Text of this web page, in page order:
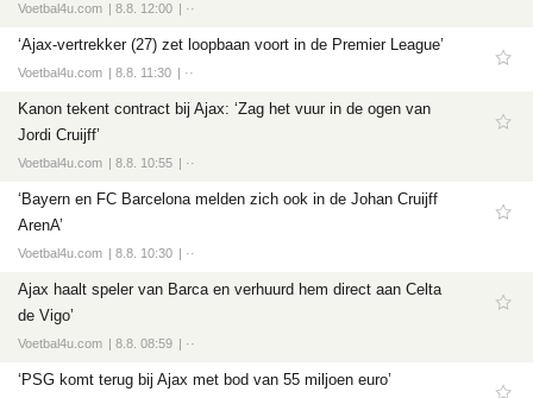
Voetbal4u.com 8.8. 12:00 ··
‘Ajax-vertrekker (27) zet loopbaan voort in de Premier League’
Voetbal4u.com 8.8. 11:30 ··
Kanon tekent contract bij Ajax: ‘Zag het vuur in de ogen van
Jordi Cruijff’
Voetbal4u.com 8.8. 10:55 ··
‘Bayern en FC Barcelona melden zich ook in de Johan Cruijff
ArenA’
Voetbal4u.com 8.8. 10:30 ··
Ajax haalt speler van Barca en verhuurd hem direct aan Celta
de Vigo’
Voetbal4u.com 8.8. 08:59 ··
‘PSG komt terug bij Ajax met bod van 55 miljoen euro’